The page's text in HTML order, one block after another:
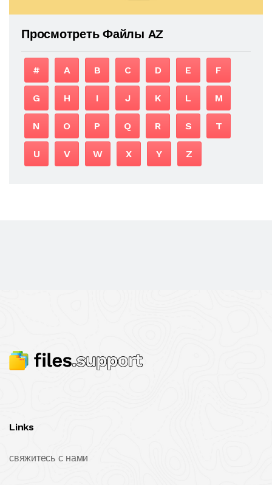
Просмотреть Файлы AZ
# A B C D E F
G H I J K L M
N O P Q R S T
U V W X Y Z
Links
свяжитесь с нами